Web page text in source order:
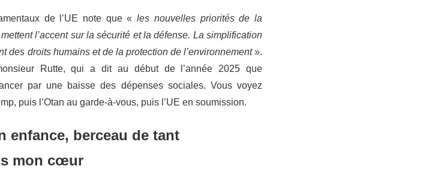
de l’UE note que «les nouvelles priorités de la
l’accent sur la sécurité et la défense. La simplification
des droits humains et de la protection de l’environnement».
Rutte, qui a dit au début de l’année 2025 que
par une baisse des dépenses sociales. Vous voyez
puis l’Otan au garde-à-vous, puis l’UE en soumission.
enfance, berceau de tant
mon cœur